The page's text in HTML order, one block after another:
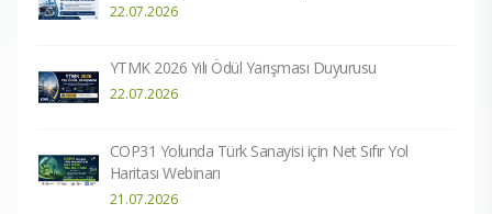
22.07.2026
YTMK 2026 Yılı Ödül Yarışması Duyurusu
22.07.2026
COP31 Yolunda Türk Sanayisi için Net Sıfır Yol
Haritası Webinarı
21.07.2026